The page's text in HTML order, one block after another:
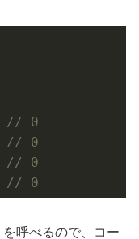
// 0
// 0
// 0
// 0
を呼べるので、コー